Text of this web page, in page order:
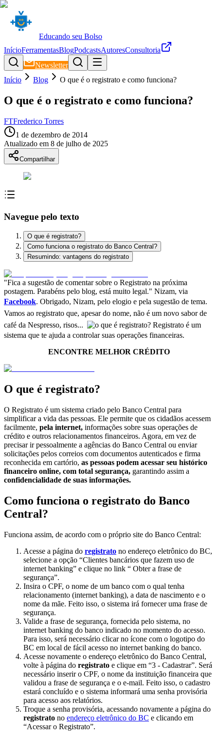
Educando seu Bolso
InícioFerramentasBlogPodcastsAutoresConsultoria
Newsletter
Início
Blog O que é o registrato e como funciona?
O que é o registrato e como funciona?
FTFrederico Torres
1 de dezembro de 2014
Atualizado em 8 de julho de 2025
Compartilhar
Navegue pelo texto
O que é registrato?
Como funciona o registrato do Banco Central?
Resumindo: vantagens do registrato
"Fica a sugestão de comentar sobre o Registrato na próxima
postagem. Parabéns pelo blog, está muito legal." Nizam, via
Facebook. Obrigado, Nizam, pelo elogio e pela sugestão de tema.
Vamos ao registrato que, apesar do nome, não é um novo sabor de
café da Nespresso, risos...
Registrato é um
sistema que te ajuda a controlar suas operações financeiras.
ENCONTRE MELHOR CRÉDITO
O que é registrato?
O Registrato é um sistema criado pelo Banco Central para
simplificar a vida das pessoas. Ele permite que os cidadãos acessem
facilmente, pela internet, informações sobre suas operações de
crédito e outros relacionamentos financeiros. Agora, em vez de
precisar ir pessoalmente a agências do Banco Central ou enviar
solicitações pelos correios com documentos autenticados e firma
reconhecida em cartório, as pessoas podem acessar seu histórico
financeiro online, com total segurança, garantindo assim a
confidencialidade de suas informações.
Como funciona o registrato do Banco
Central?
Funciona assim, de acordo com o próprio site do Banco Central:
Acesse a página do registrato no endereço eletrônico do BC,
selecione a opção “Clientes bancários que fazem uso de
internet banking” e clique no link “ Obter a frase de
segurança”.
Insira o CPF, o nome de um banco com o qual tenha
relacionamento (internet banking), a data de nascimento e o
nome da mãe. Feito isso, o sistema irá fornecer uma frase de
segurança.
Valide a frase de segurança, fornecida pelo sistema, no
internet banking do banco indicado no momento do acesso.
Para isso, será necessário clicar no ícone com o logotipo do
BC em local de fácil acesso no internet banking do banco.
Acesse novamente o endereço eletrônico do Banco Central,
volte à página do registrato e clique em “3 - Cadastrar”. Será
necessário inserir o CPF, o nome da instituição financeira que
validou a frase de segurança e o e-mail. Feito isso, o cadastro
estará concluído e o sistema informará uma senha provisória
para acesso aos relatórios.
Troque a senha provisória, acessando novamente a página do
registrato no endereço eletrônico do BC e clicando em
“Acessar o Registrato”.